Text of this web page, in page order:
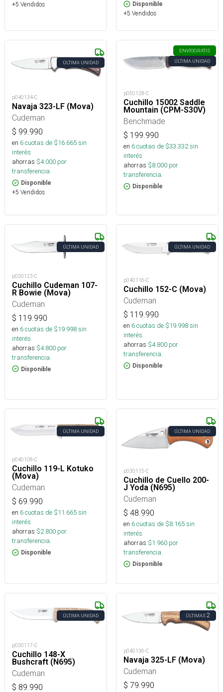
+5 Vendidos Disponible
+5 Vendidos
ÚLTIMA UNIDAD
p040134-C
Navaja 323-LF (Mova)
Cudeman
$ 99.990
en 6cuotas de $16.665sin
interés
ahorras $4.000 por
transferencia.
Disponible
+5 Vendidos
ENVÍOGRATIS
ÚLTIMA UNIDAD
p050128-C
Cuchillo 15002 Saddle
Mountain (CPM-S30V)
Benchmade
$ 199.990
en 6cuotas de $33.332sin
interés
ahorras $8.000 por
transferencia.
Disponible
ÚLTIMA UNIDAD
p030123-C
Cuchillo Cudeman 107-
R Bowie (Mova)
Cudeman
$ 119.990
en 6cuotas de $19.998sin
interés
ahorras $4.800 por
transferencia.
Disponible
ÚLTIMA UNIDAD
p040116-C
Cuchillo 152-C (Mova)
Cudeman
$ 119.990
en 6cuotas de $19.998sin
interés
ahorras $4.800 por
transferencia.
Disponible
ÚLTIMA UNIDAD
p040108-C
Cuchillo 119-L Kotuko
(Mova)
Cudeman
$ 69.990
en 6cuotas de $11.665sin
interés
ahorras $2.800 por
transferencia.
Disponible
ÚLTIMA UNIDAD
p030115-C
Cuchillo de Cuello 200-
J Yoda (N695)
Cudeman
$ 48.990
en 6cuotas de $8.165sin
interés
ahorras $1.960 por
transferencia.
Disponible
ÚLTIMA UNIDAD
p030117-C
Cuchillo 148-X
Bushcraft (N695)
Cudeman
$ 89.990
ÚLTIMAS2
p040136-C
Navaja 325-LF (Mova)
Cudeman
$ 79.990